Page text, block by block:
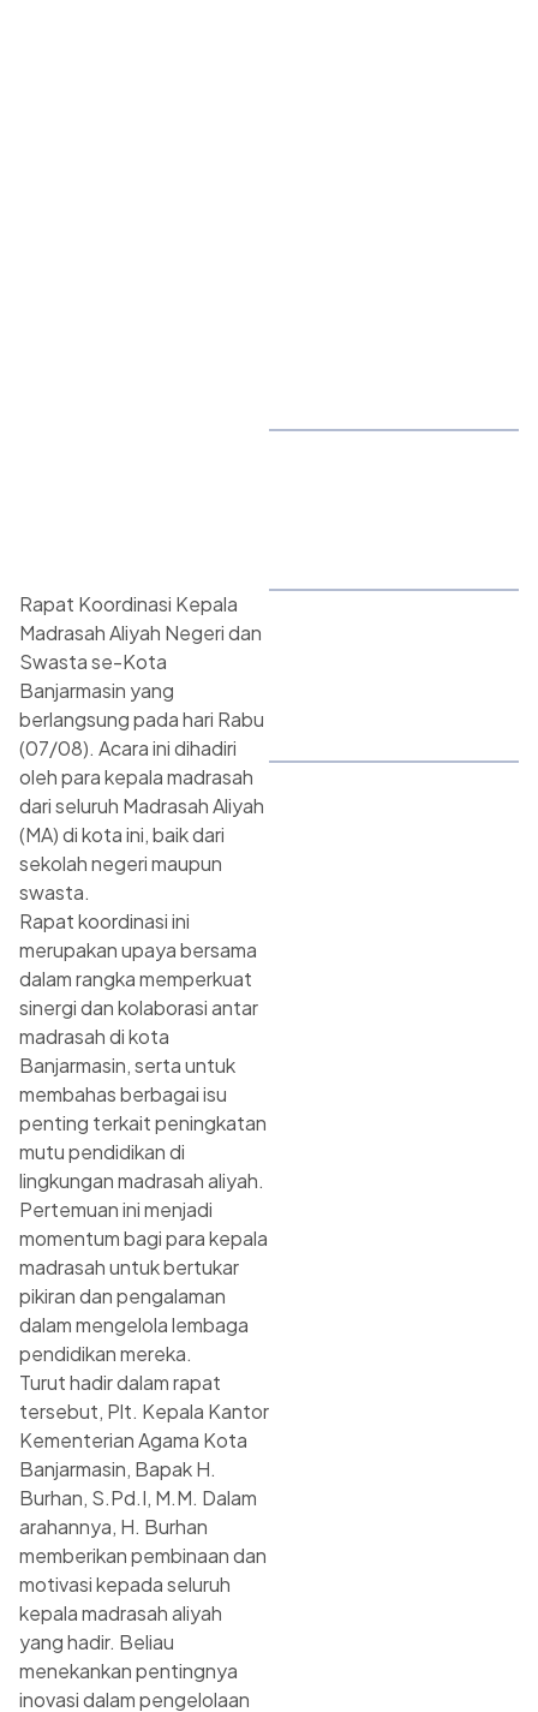
Rapat Koordinasi Kepala
Madrasah Aliyah Negeri dan
Swasta se-Kota
Banjarmasin yang
berlangsung pada hari Rabu
(07/08). Acara ini dihadiri
oleh para kepala madrasah
dari seluruh Madrasah Aliyah
(MA) di kota ini, baik dari
sekolah negeri maupun
swasta.
Rapat koordinasi ini
merupakan upaya bersama
dalam rangka memperkuat
sinergi dan kolaborasi antar
madrasah di kota
Banjarmasin, serta untuk
membahas berbagai isu
penting terkait peningkatan
mutu pendidikan di
lingkungan madrasah aliyah.
Pertemuan ini menjadi
momentum bagi para kepala
madrasah untuk bertukar
pikiran dan pengalaman
dalam mengelola lembaga
pendidikan mereka.
Turut hadir dalam rapat
tersebut, Plt. Kepala Kantor
Kementerian Agama Kota
Banjarmasin, Bapak H.
Burhan, S.Pd.I, M.M. Dalam
arahannya, H. Burhan
memberikan pembinaan dan
motivasi kepada seluruh
kepala madrasah aliyah
yang hadir. Beliau
menekankan pentingnya
inovasi dalam pengelolaan